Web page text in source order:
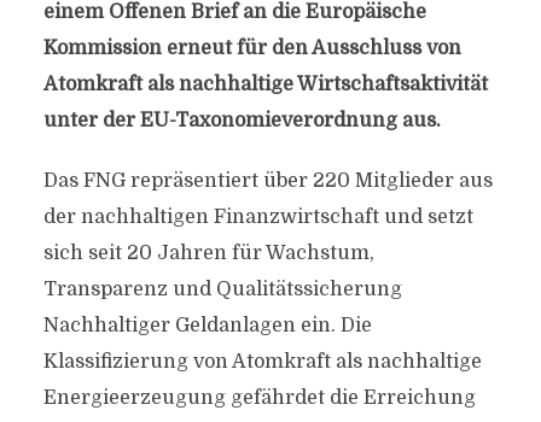
einem Offenen Brief an die Europäische
Kommission erneut für den Ausschluss von
Atomkraft als nachhaltige Wirtschaftsaktivität
unter der EU-Taxonomieverordnung aus.
Das FNG repräsentiert über 220 Mitglieder aus
der nachhaltigen Finanzwirtschaft und setzt
sich seit 20 Jahren für Wachstum,
Transparenz und Qualitätssicherung
Nachhaltiger Geldanlagen ein. Die
Klassifizierung von Atomkraft als nachhaltige
Energieerzeugung gefährdet die Erreichung